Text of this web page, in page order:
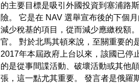
的主要目標是吸引外國投資到塞浦路
險。 它是在 NAV 選舉宣布後的下個
減少稅基的項目，從而減少應繳稅額
官。 對於北馬其頓來說，至關重要的
2017年本屆政府上台以來，該國已停
的是從事間諜活動、破壞活動或其他
張，這一點尤其重要。 發言者是俄羅